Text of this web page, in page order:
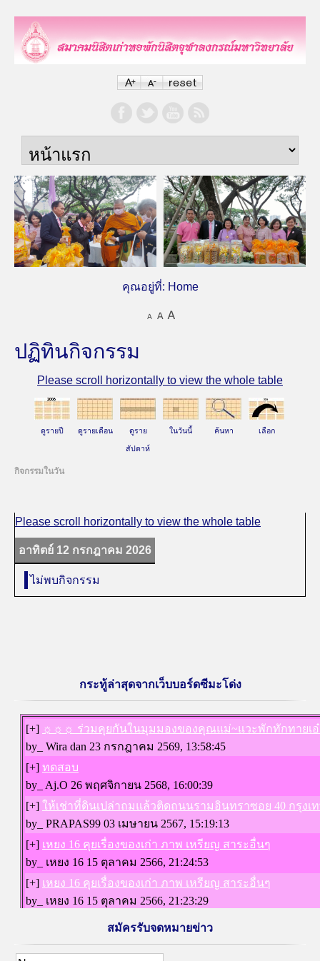
คุณอยู่ที่: Home
ปฏิทินกิจกรรม
ดูรายปี ดูรายเดือน ดูราย
สัปดาห์
ในวันนี้ ค้นหา เลือก
กิจกรรมในวัน
อาทิตย์ 12 กรกฎาคม 2026
ไม่พบกิจกรรม
กระทู้ล่าสุดจากเว็บบอร์ดซีมะโด่ง
สมัครรับจดหมายข่าว